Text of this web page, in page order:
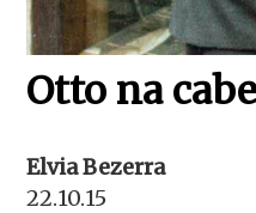
Otto na
Elvia Bezerra
22.10.15